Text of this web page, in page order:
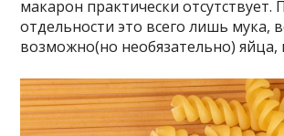
макарон практически отсутствует.
отдельности это всего лишь мука,
возможно(но необязательно) яйца,